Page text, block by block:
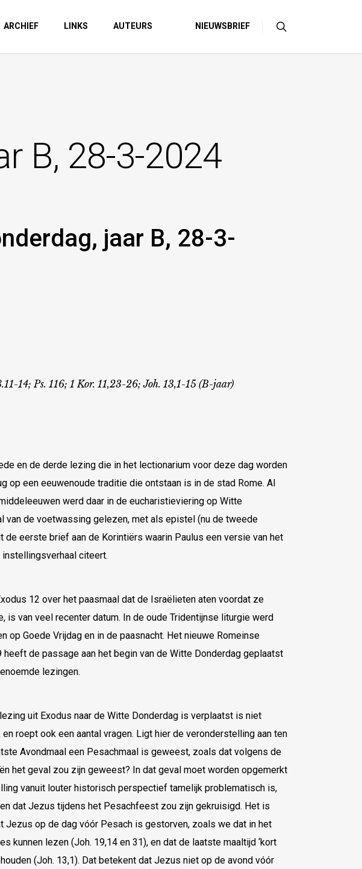
ARCHIEF LINKS AUTEURS NIEUWSBRIEF
B, 28-3-2024
jaar B, 28-3-
14; Ps. 116; 1 Kor. 11,23-26; Joh. 13,1-15 (B-jaar)
en de derde lezing die in het lectionarium voor deze dag worden
op een eeuwenoude traditie die ontstaan is in de stad Rome. Al
werd daar in de eucharistieviering op Witte
van de voetwassing gelezen, met als epistel (nu de tweede
de eerste brief aan de Korintiërs waarin Paulus een versie van het
citeert.
12 over het paasmaal dat de Israëlieten aten voordat ze
is van veel recenter datum. In de oude Tridentijnse liturgie werd
op Goede Vrijdag en in de paasnacht. Het nieuwe Romeinse
heeft de passage aan het begin van de Witte Donderdag geplaatst
lezingen.
uit Exodus naar de Witte Donderdag is verplaatst is niet
roept ook een aantal vragen. Ligt hier de veronderstelling aan ten
Avondmaal een Pesachmaal is geweest, zoals dat volgens de
het geval zou zijn geweest? In dat geval moet worden opgemerkt
vanuit louter historisch perspectief tamelijk problematisch is,
dat Jezus tijdens het Pesachfeest zou zijn gekruisigd. Het is
Jezus op de dag vóór Pesach is gestorven, zoals we dat in het
kunnen lezen (Joh. 19,14 en 31), en dat de laatste maaltijd ‘kort
(Joh. 13,1). Dat betekent dat Jezus niet op de avond vóór